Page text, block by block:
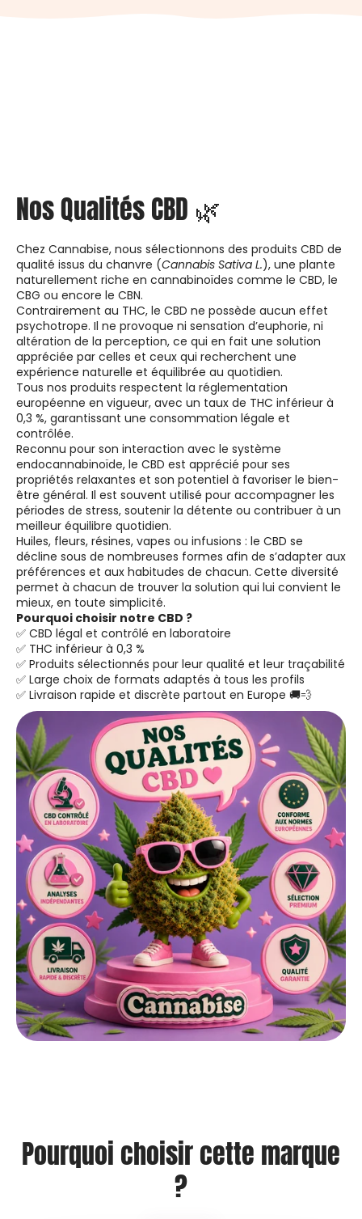
Nos Qualités CBD 🌿
Chez Cannabise, nous sélectionnons des produits CBD de
qualité issus du chanvre (Cannabis Sativa L.), une plante
naturellement riche en cannabinoïdes comme le CBD, le
CBG ou encore le CBN.
Contrairement au THC, le CBD ne possède aucun effet
psychotrope. Il ne provoque ni sensation d’euphorie, ni
altération de la perception, ce qui en fait une solution
appréciée par celles et ceux qui recherchent une
expérience naturelle et équilibrée au quotidien.
Tous nos produits respectent la réglementation
européenne en vigueur, avec un taux de THC inférieur à
0,3 %, garantissant une consommation légale et
contrôlée.
Reconnu pour son interaction avec le système
endocannabinoïde, le CBD est apprécié pour ses
propriétés relaxantes et son potentiel à favoriser le bien-
être général. Il est souvent utilisé pour accompagner les
périodes de stress, soutenir la détente ou contribuer à un
meilleur équilibre quotidien.
Huiles, fleurs, résines, vapes ou infusions : le CBD se
décline sous de nombreuses formes afin de s’adapter aux
préférences et aux habitudes de chacun. Cette diversité
permet à chacun de trouver la solution qui lui convient le
mieux, en toute simplicité.
Pourquoi choisir notre CBD ?
✅ CBD légal et contrôlé en laboratoire
✅ THC inférieur à 0,3 %
✅ Produits sélectionnés pour leur qualité et leur traçabilité
✅ Large choix de formats adaptés à tous les profils
✅ Livraison rapide et discrète partout en Europe 🚚💨
Pourquoi choisir cette marque
?